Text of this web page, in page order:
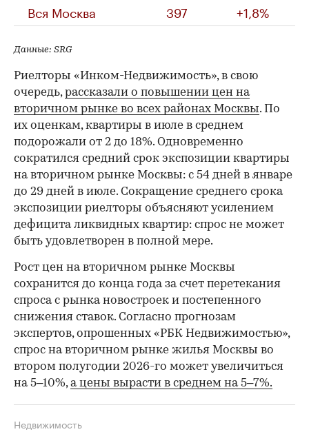
Вся Москва 397 +1,8%
Данные: SRG
Риелторы «Инком-Недвижимость», в свою
очередь,рассказали о повышении цен на
вторичном рынке во всех районах Москвы. По
их оценкам, квартиры в июле в среднем
подорожали от 2 до 18%. Одновременно
сократился средний срок экспозиции квартиры
на вторичном рынке Москвы: с 54 дней в январе
до 29 дней в июле. Сокращение среднего срока
экспозиции риелторы объясняют усилением
дефицита ликвидных квартир: спрос не может
быть удовлетворен в полной мере.
Рост цен на вторичном рынке Москвы
сохранится до конца года за счет перетекания
спроса с рынка новостроек и постепенного
снижения ставок. Согласно прогнозам
экспертов, опрошенных «РБК Недвижимостью»,
спрос на вторичном рынке жилья Москвы во
втором полугодии 2026-го может увеличиться
на 5–10%,а цены вырасти в среднем на 5–7%.
Недвижимость